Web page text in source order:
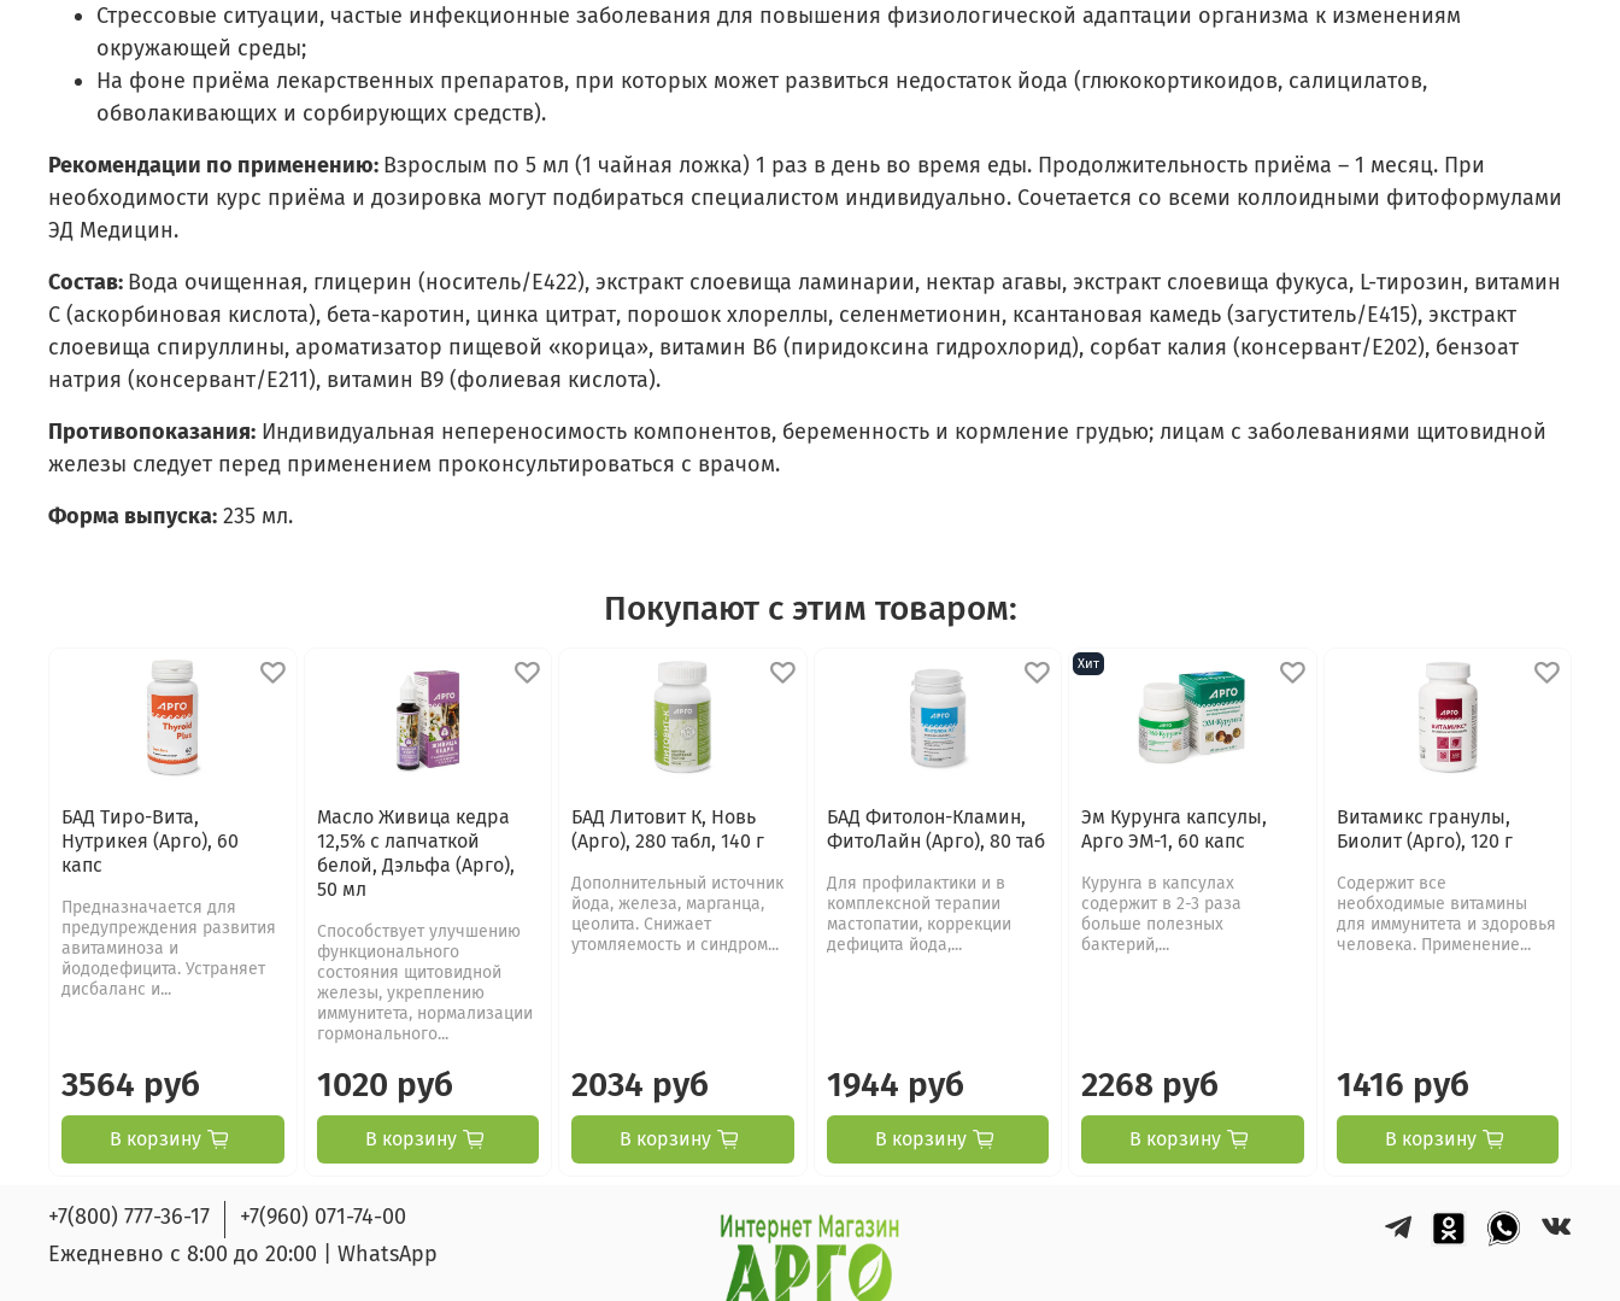
Стрессовые ситуации, частые инфекционные заболевания для повышения физиологической адаптации организма к изменениям
окружающей среды;
На фоне приёма лекарственных препаратов, при которых может развиться недостаток йода (глюкокортикоидов, салицилатов,
обволакивающих и сорбирующих средств).
Рекомендации по применению: Взрослым по 5 мл (1 чайная ложка) 1 раз в день во время еды. Продолжительность приёма – 1 месяц. При
необходимости курс приёма и дозировка могут подбираться специалистом индивидуально. Сочетается со всеми коллоидными фитоформулами
ЭД Медицин.
Состав: Вода очищенная, глицерин (носитель/Е422), экстракт слоевища ламинарии, нектар агавы, экстракт слоевища фукуса, L-тирозин, витамин
С (аскорбиновая кислота), бета-каротин, цинка цитрат, порошок хлореллы, селенметионин, ксантановая камедь (загуститель/Е415), экстракт
слоевища спируллины, ароматизатор пищевой «корица», витамин В6 (пиридоксина гидрохлорид), сорбат калия (консервант/Е202), бензоат
натрия (консервант/Е211), витамин В9 (фолиевая кислота).
Противопоказания: Индивидуальная непереносимость компонентов, беременность и кормление грудью; лицам с заболеваниями щитовидной
железы следует перед применением проконсультироваться с врачом.
Форма выпуска: 235 мл.
Покупают с этим товаром:
БАД Тиро-Вита,
Нутрикея (Арго), 60
капс
Предназначается для
предупреждения развития
авитаминоза и
йододефицита. Устраняет
дисбаланс и...
3564 руб
В корзину
Масло Живица кедра
12,5% с лапчаткой
белой, Дэльфа (Арго),
50 мл
Способствует улучшению
функционального
состояния щитовидной
железы, укреплению
иммунитета, нормализации
гормонального...
1020 руб
В корзину
БАД Литовит К, Новь
(Арго), 280 табл, 140 г
Дополнительный источник
йода, железа, марганца,
цеолита. Снижает
утомляемость и синдром...
2034 руб
В корзину
БАД Фитолон-Кламин,
ФитоЛайн (Арго), 80 таб
Для профилактики и в
комплексной терапии
мастопатии, коррекции
дефицита йода,...
1944 руб
В корзину
Хит
Эм Курунга капсулы,
Арго ЭМ-1, 60 капс
Курунга в капсулах
содержит в 2-3 раза
больше полезных
бактерий,...
2268 руб
В корзину
Витамикс гранулы,
Биолит (Арго), 120 г
Содержит все
необходимые витамины
для иммунитета и здоровья
человека. Применение...
1416 руб
В корзину
+7(800) 777-36-17
+7(960) 071-74-00
Ежедневно с 8:00 до 20:00 | WhatsApp